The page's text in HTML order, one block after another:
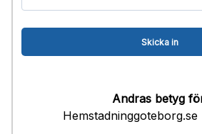
Andras betyg
Hemstadninggoteborg.se